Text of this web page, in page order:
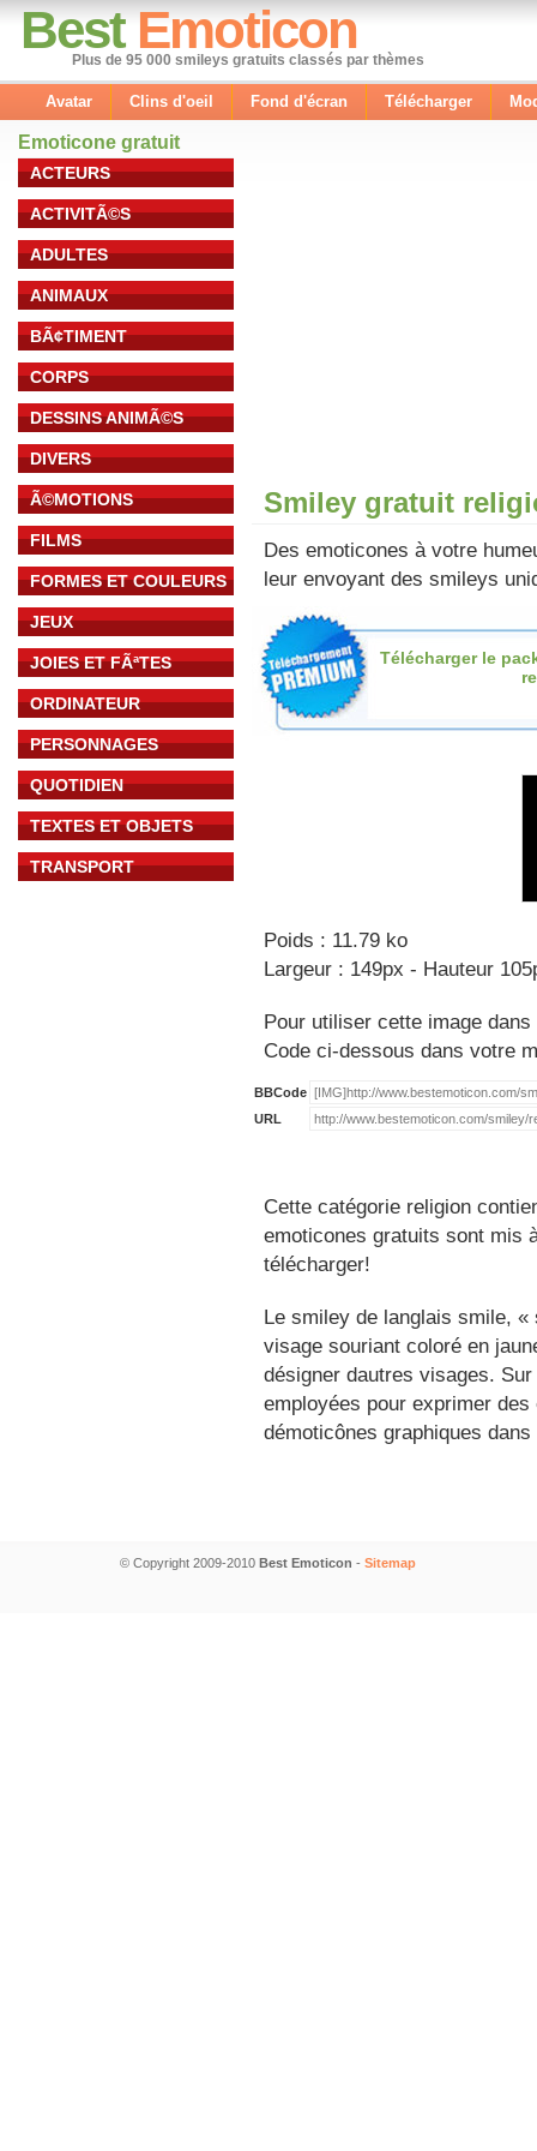
Best Emoticon
Plus de 95 000 smileys gratuits classés par thèmes
Avatar Clins d'oeil Fond d'écran Télécharger
Emoticone gratuit
ACTEURS
ACTIVITÃ©S
ADULTES
ANIMAUX
BÃ¢TIMENT
CORPS
DESSINS ANIMÃ©S
DIVERS
Ã©MOTIONS
FILMS
FORMES ET COULEURS
JEUX
JOIES ET FÃªTES
ORDINATEUR
PERSONNAGES
QUOTIDIEN
TEXTES ET OBJETS
TRANSPORT
Smiley gratuit
Des emoticones à votre
leur envoyant des smileys
Télécharger le
Poids : 11.79 ko
Largeur : 149px - Hauteur
Pour utiliser cette image
Code ci-dessous dans votre
BBCode
URL
Cette catégorie religion
emoticones gratuits sont mis
télécharger!
Le smiley de langlais smile,
visage souriant coloré en
désigner dautres visages.
employées pour exprimer
démoticônes graphiques
© Copyright 2009-2010 Best Emoticon - Sitemap